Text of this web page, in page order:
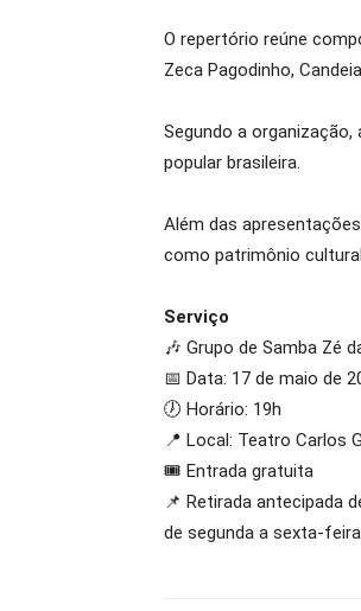
O repertório reúne
Zeca Pagodinho,
Segundo a
popular brasileira.
Além das
como patrimônio
Serviço
🎶 Grupo de Samba Zé
📅 Data: 17 de maio de
🕖 Horário: 19h
📍 Local: Teatro Carlos
🎟 Entrada gratuita
📌 Retirada antecipada
de segunda a sexta-